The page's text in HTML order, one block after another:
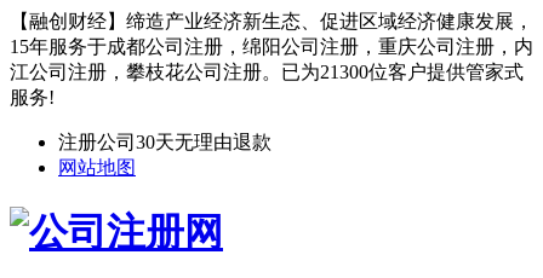
【融创财经】缔造产业经济新生态、促进区域经济健康发展，
15年服务于成都公司注册，绵阳公司注册，重庆公司注册，内
江公司注册，攀枝花公司注册。已为21300位客户提供管家式
服务!
注册公司30天无理由退款
网站地图